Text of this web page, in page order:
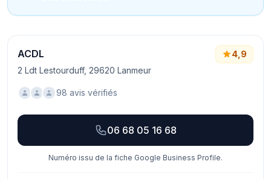
ACDL
2 Ldt Lestourduff, 29620 Lanmeur
4,9
98 avis vérifiés
06 68 05 16 68
Numéro issu de la fiche Google Business Profile.